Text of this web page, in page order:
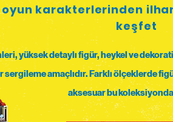
oyun karakterlerinden
keşfet
yüksek detaylı figür, heykel ve
sergileme amaçlıdır. Farklı ölçeklerde
aksesuar bu koleksiyonda